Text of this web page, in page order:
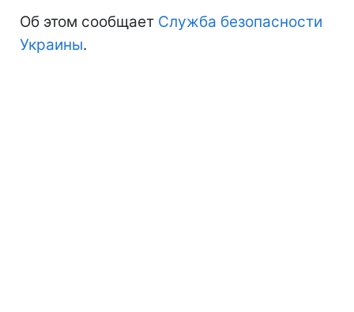
Об этом сообщает Служба безопасности
Украины.